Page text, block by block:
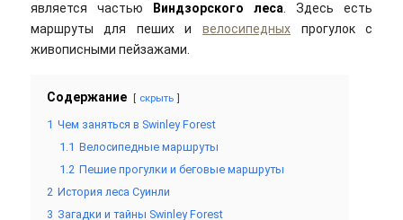
является частью
Виндзорского леса. Здесь есть
маршруты для пеших ивелосипедных прогулок с
живописными пейзажами.
Содержание скрыть
1 Чем заняться в Swinley Forest
1.1 Велосипедные маршруты
1.2 Пешие прогулки и беговые маршруты
2 История леса Суинли
3 Загадки и тайны Swinley Forest